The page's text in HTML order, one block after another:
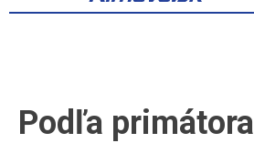
Podľa primátora